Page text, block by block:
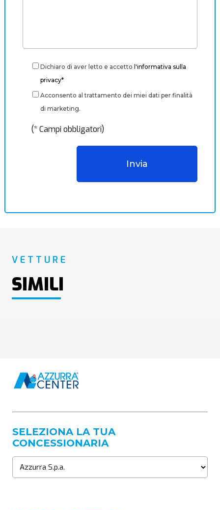
Dichiaro di aver letto e accetto l'informativa sulla
privacy*
Acconsento al trattamento dei miei dati per finalità
di marketing.
(* Campi obbligatori)
VETTURE
SIMILI
SELEZIONA LA TUA
CONCESSIONARIA